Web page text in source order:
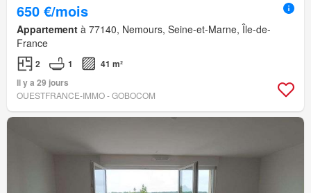
650 €/mois
Appartement à 77140, Nemours, Seine-et-Marne, Île-de-
France
2 1
41 m²
Il y a 29 jours
OUESTFRANCE-IMMO - GOBOCOM